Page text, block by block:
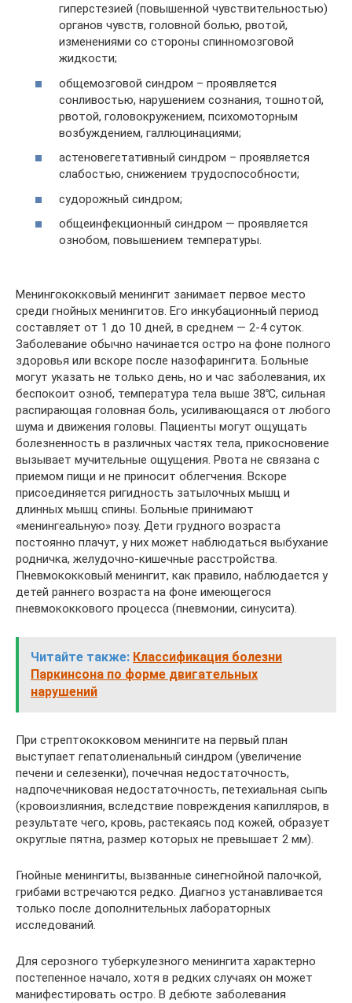
гиперстезией (повышенной чувствительностью)
органов чувств, головной болью, рвотой,
изменениями со стороны спинномозговой
жидкости;
общемозговой синдром – проявляется
сонливостью, нарушением сознания, тошнотой,
рвотой, головокружением, психомоторным
возбуждением, галлюцинациями;
астеновегетативный синдром – проявляется
слабостью, снижением трудоспособности;
судорожный синдром;
общеинфекционный синдром — проявляется
ознобом, повышением температуры.
Менингококковый менингит занимает первое место
среди гнойных менингитов. Его инкубационный период
составляет от 1 до 10 дней, в среднем — 2-4 суток.
Заболевание обычно начинается остро на фоне полного
здоровья или вскоре после назофарингита. Больные
могут указать не только день, но и час заболевания, их
беспокоит озноб, температура тела выше 38℃, сильная
распирающая головная боль, усиливающаяся от любого
шума и движения головы. Пациенты могут ощущать
болезненность в различных частях тела, прикосновение
вызывает мучительные ощущения. Рвота не связана с
приемом пищи и не приносит облегчения. Вскоре
присоединяется ригидность затылочных мышц и
длинных мышц спины. Больные принимают
«менингеальную» позу. Дети грудного возраста
постоянно плачут, у них может наблюдаться выбухание
родничка, желудочно-кишечные расстройства.
Пневмококковый менингит, как правило, наблюдается у
детей раннего возраста на фоне имеющегося
пневмококкового процесса (пневмонии, синусита).
Читайте также: Классификация болезни
Паркинсона по форме двигательных
нарушений
При стрептококковом менингите на первый план
выступает гепатолиенальный синдром (увеличение
печени и селезенки), почечная недостаточность,
надпочечниковая недостаточность, петехиальная сыпь
(кровоизлияния, вследствие повреждения капилляров, в
результате чего, кровь, растекаясь под кожей, образует
округлые пятна, размер которых не превышает 2 мм).
Гнойные менингиты, вызванные синегнойной палочкой,
грибами встречаются редко. Диагноз устанавливается
только после дополнительных лабораторных
исследований.
Для серозного туберкулезного менингита характерно
постепенное начало, хотя в редких случаях он может
манифестировать остро. В дебюте заболевания